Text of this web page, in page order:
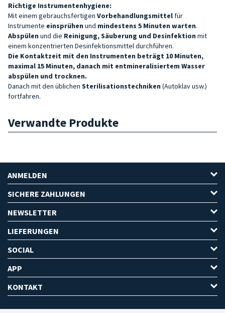
Richtige Instrumentenhygiene:
Mit einem gebrauchsfertigen Vorbehandlungsmittel für
Instrumente einsprühen und mindestens 5 Minuten warten.
Abspülen und die Reinigung, Säuberung und Desinfektion mit
einem konzentrierten Desinfektionsmittel durchführen.
Die Kontaktzeit mit den Instrumenten beträgt 10 Minuten,
maximal 15 Minuten, danach mit entmineralisiertem Wasser
abspülen und trocknen.
Danach mit den üblichen Sterilisationstechniken (Autoklav usw.)
fortfahren.
Verwandte Produkte
ANMELDEN
SICHERE ZAHLUNGEN
NEWSLETTER
LIEFERUNGEN
SOCIAL
APP
KONTAKT